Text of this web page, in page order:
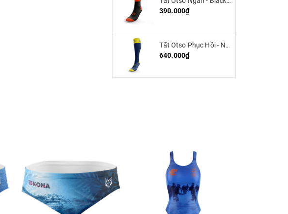
390.000₫
Tất Otso Phục Hồi - Navy blue/Fluo Yellow - Multisport Recovery
640.000₫